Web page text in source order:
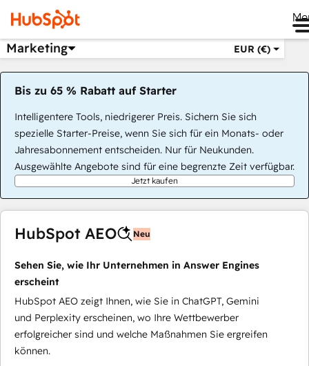
Marketing EUR (€)
Bis zu 65 % Rabatt auf Starter
Intelligentere Tools, niedrigerer Preis. Sichern Sie sich
spezielle Starter-Preise, wenn Sie sich für ein Monats- oder
Jahresabonnement entscheiden. Nur für Neukunden.
Ausgewählte Angebote sind für eine begrenzte Zeit verfügbar.
Jetzt kaufen
HubSpot AEO Neu
Sehen Sie, wie Ihr Unternehmen in Answer Engines
erscheint
HubSpot AEO zeigt Ihnen, wie Sie in ChatGPT, Gemini
und Perplexity erscheinen, wo Ihre Wettbewerber
erfolgreicher sind und welche Maßnahmen Sie ergreifen
können.